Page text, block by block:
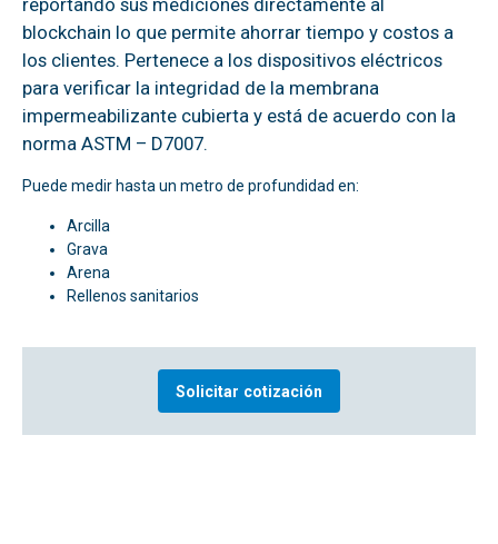
reportando sus mediciones directamente al
blockchain lo que permite ahorrar tiempo y costos a
los clientes. Pertenece a los dispositivos eléctricos
para verificar la integridad de la membrana
impermeabilizante cubierta y está de acuerdo con la
norma ASTM – D7007.
Puede medir hasta un metro de profundidad en:
Arcilla
Grava
Arena
Rellenos sanitarios
Solicitar cotización